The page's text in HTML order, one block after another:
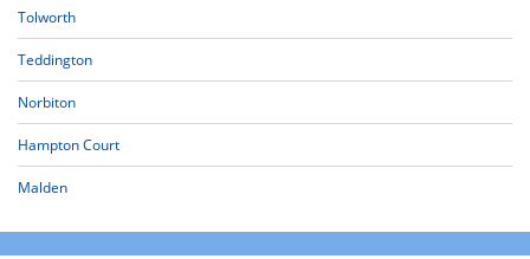
Tolworth
Teddington
Norbiton
Hampton Court
Malden